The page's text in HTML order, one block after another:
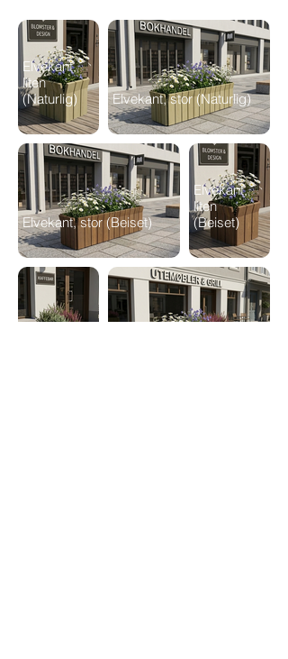
Elvekant,
liten
(Naturlig)
Elvekant, stor (Naturlig)
Elvekant, stor (Beiset)
Elvekant,
liten
(Beiset)